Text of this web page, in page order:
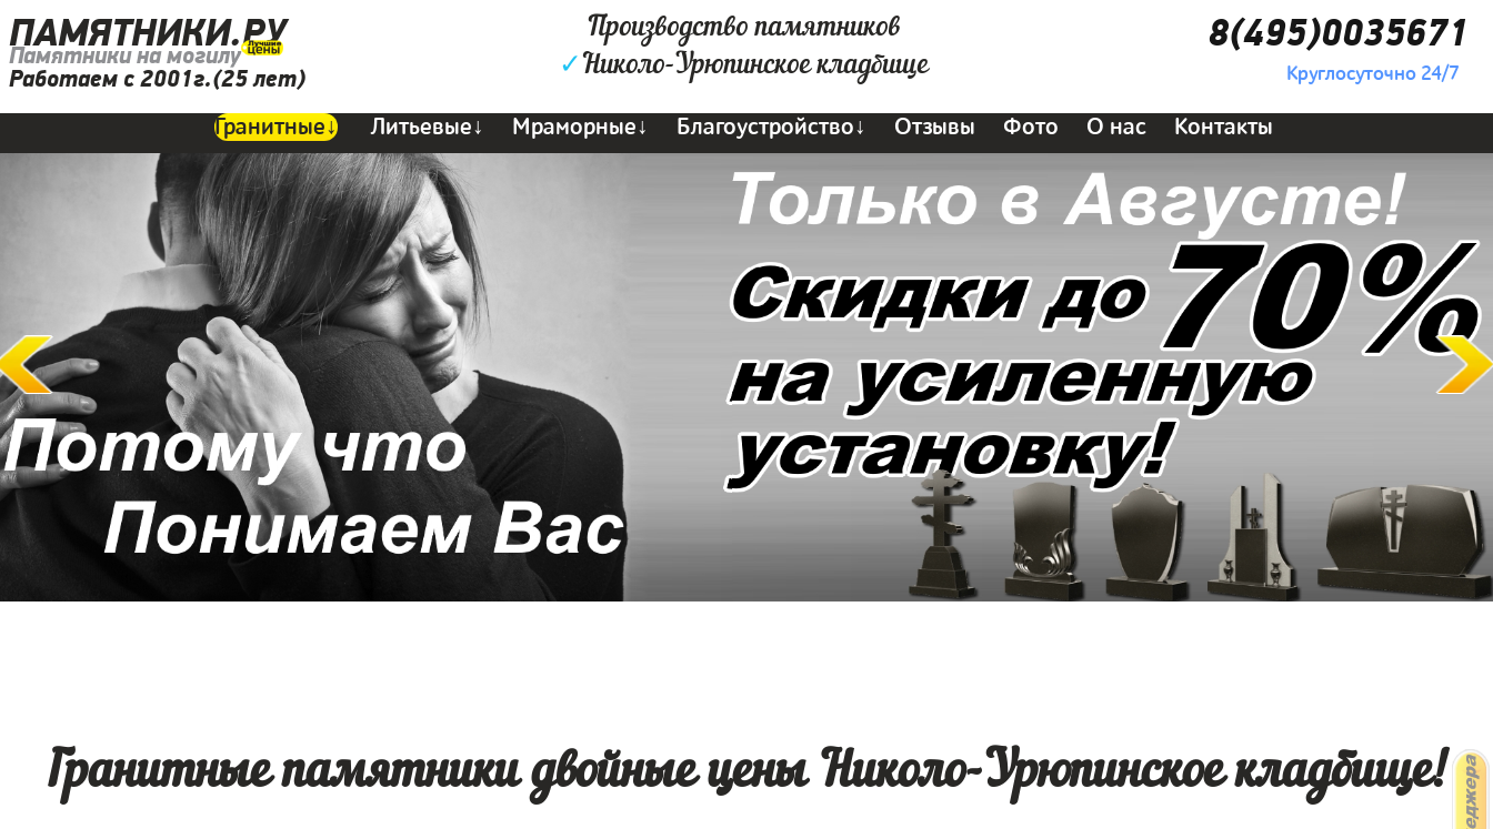
ПАМЯТНИКИ.РУ
Памятники на могилу
Работаем с 2001г.(25 лет)
Производство памятников
✓Николо-Урюпинское кладбище
8(495)0035671
Круглосуточно 24/7
Гранитные↓ Литьевые↓ Мраморные↓ Благоустройство↓ Отзывы Фото О нас Контакты
Гранитные памятники двойные цены Николо-Урюпинское кладбище!